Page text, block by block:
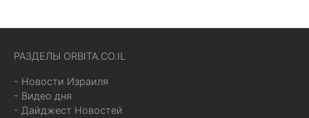
РАЗДЕЛЫ ORBITA.CO.IL
- Новости Израиля
- Видео дня
- Дайджест Новостей